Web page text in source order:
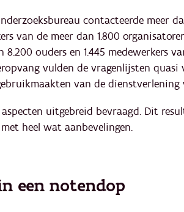
contacteerde meer
van de meer dan 1.800
8.200 ouders en 1.445 medewerkers
vulden de vragenlijsten quasi
van de dienstverlening
uitgebreid bevraagd. Dit
heel wat aanbevelingen.
een notendop